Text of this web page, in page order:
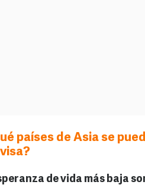
países de Asia se
de vida más baja